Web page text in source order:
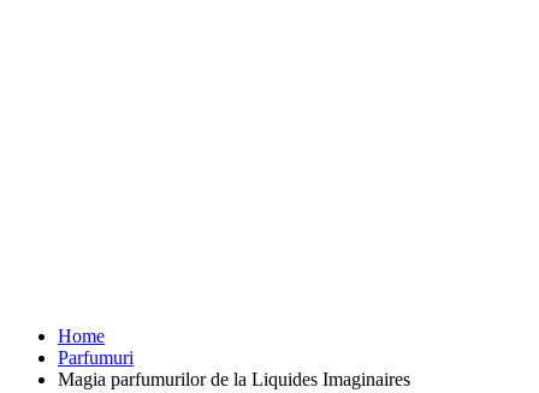
Home
Parfumuri
Magia parfumurilor de la Liquides Imaginaires